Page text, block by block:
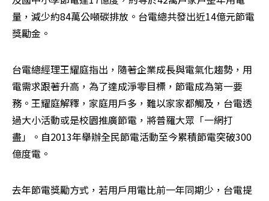
量，減少約84萬公噸碳排放。台電總共發出近14億元節電
獎勵金。
台電總經理王耀庭指出，隨著企業成長與電氣化趨勢，用
電需求跟著升高，為了達成淨零目標，節電成為第一要
務。王耀庭解釋，家庭用戶多，難以家家都觸及，台電透
過大小活動或是校園推廣節電，將普羅大眾「一網打
盡」。自2013年舉辦全民節電活動至今累積節電突破300
億度電。
去年節電獎勵方式，若用戶用電比前一年同期少，台電提